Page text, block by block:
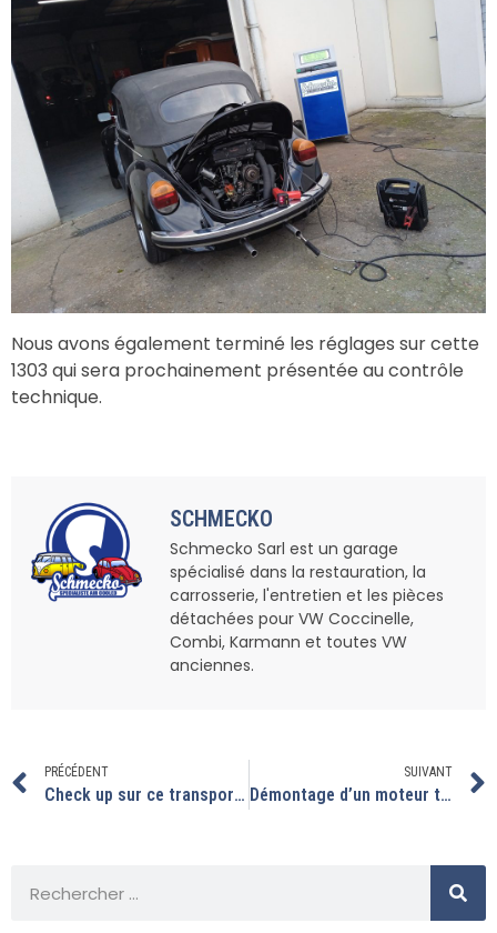
Nous avons également terminé les réglages sur cette
1303 qui sera prochainement présentée au contrôle
technique.
SCHMECKO
Schmecko Sarl est un garage
spécialisé dans la restauration, la
carrosserie, l'entretien et les pièces
détachées pour VW Coccinelle,
Combi, Karmann et toutes VW
anciennes.
PRÉCÉDENT
Check up sur ce transporteur.
SUIVANT
Démontage d’un moteur type 4 qui est resté acceleré en pleine charge.